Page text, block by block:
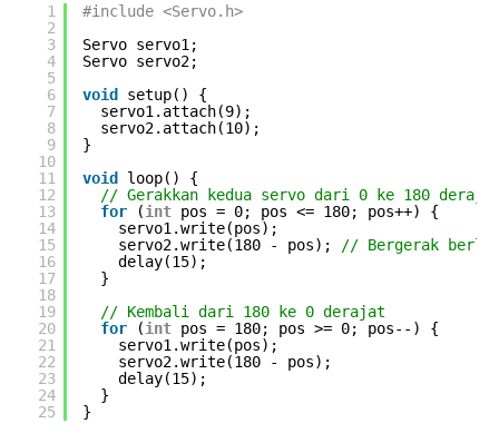
1
2
3
4
5
6
7
8
9
10
11
12
13
14
15
16
17
18
19
20
21
22
23
24
25
#include <Servo.h>
Servo servo1;
Servo servo2;
void setup() {
servo1.attach(9);
servo2.attach(10);
}
void loop() {
// Gerakkan kedua servo dari 0 ke 180
for
(int pos = 0; pos <= 180; pos++) {
servo1.write(pos);
servo2.write(180 - pos);
// Bergerak
delay(15);
}
// Kembali dari 180 ke 0 derajat
for
(int pos = 180; pos >= 0; pos--) {
servo1.write(pos);
servo2.write(180 - pos);
delay(15);
}
}